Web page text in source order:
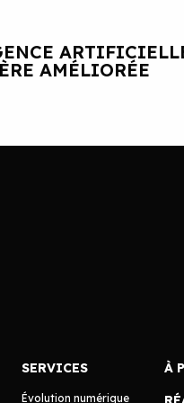
AMÉLIORÉE
SERVICES
Évolution numérique
À